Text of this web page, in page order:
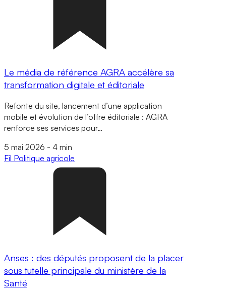
Le média de référence AGRA accélère sa
transformation digitale et éditoriale
Refonte du site, lancement d’une application
mobile et évolution de l’offre éditoriale : AGRA
renforce ses services pour…
5 mai 2026 - 4 min
Fil Politique agricole
Anses : des députés proposent de la placer
sous tutelle principale du ministère de la
Santé